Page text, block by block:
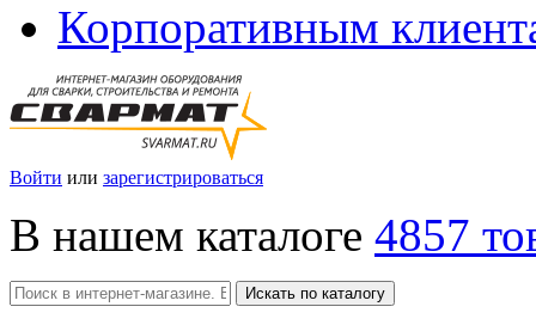
Корпоративным
Войти или зарегистрироваться
В нашем каталоге 4857
Искать по каталогу